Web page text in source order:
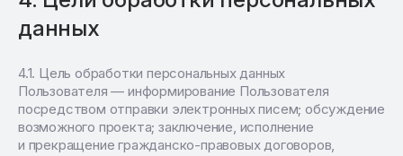
данных
Цель обработки персональных данных
Пользователя — информирование Пользователя
посредством отправки электронных писем; обсуждение
возможного проекта; заключение, исполнение
и прекращение гражданско-правовых договоров,